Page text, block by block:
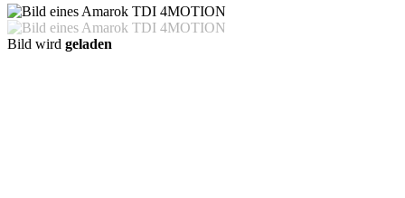
Bild wird geladen